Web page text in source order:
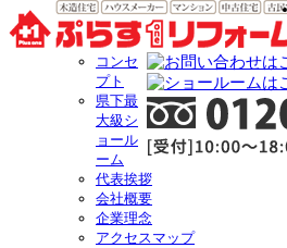
コンセ
プト
県下最
大級シ
ョール
ーム
代表挨拶
会社概要
企業理念
アクセスマップ